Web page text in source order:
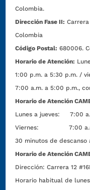
Colombia.
Dirección Fase II:
Colombia
Código Postal: 680006.
Horario de Atención:
1:00 p.m. a 5:30 p.m. /
7:00 a.m. a 5:00 p.m.,
Horario de Atención
Lunes a jueves: 7:00
Viernes: 7:00 a.m. a
30 minutos de descanso
Horario de Atención
Dirección:Carrera 12
Horario habitual de